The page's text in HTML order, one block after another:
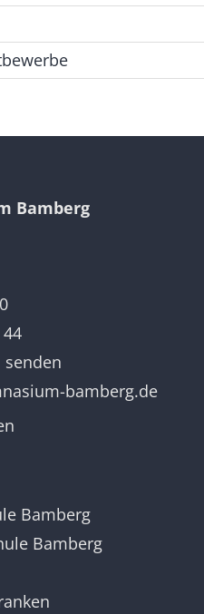
Bamberg
senden
bamberg.de
Bamberg
Bamberg